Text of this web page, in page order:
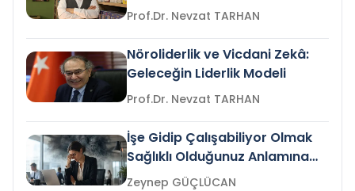
Prof.Dr. Nevzat TARHAN
Nöroliderlik ve Vicdani Zekâ:
Geleceğin Liderlik Modeli
Prof.Dr. Nevzat TARHAN
İşe Gidip Çalışabiliyor Olmak
Sağlıklı Olduğunuz Anlamına
Gelir mi?Zeynep GÜÇLÜCAN